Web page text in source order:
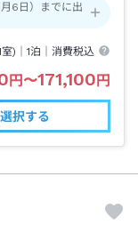
6日）までに出
室)｜1泊 ｜消費税込
円 〜171,100 円
選択する